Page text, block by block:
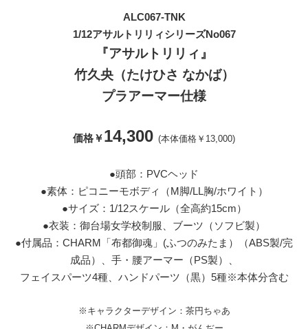
ALC067-TNK
1/12アサルトリリィシリーズNo067
『アサルトリリィ』
竹久央（たけひさ なかば）
プラアーマー仕様
価格￥14,300 (本体価格￥13,000)
●頭部：PVCヘッド
●素体：ピコニーモボディ（M脚/LL胸/ホワイト）
●サイズ：1/12スケール（全高約15cm）
●衣装：御台場女学校制服、ブーツ（ソフビ製）
●付属品：CHARM「布都御魂」(ふつのみたま）（ABS製/完
成品）、手・腰アーマー（PS製）、
フェイスパーツ4種、ハンドパーツ（黒）5種※本体分含む
※キャラクターデザイン：茶円ちゃあ